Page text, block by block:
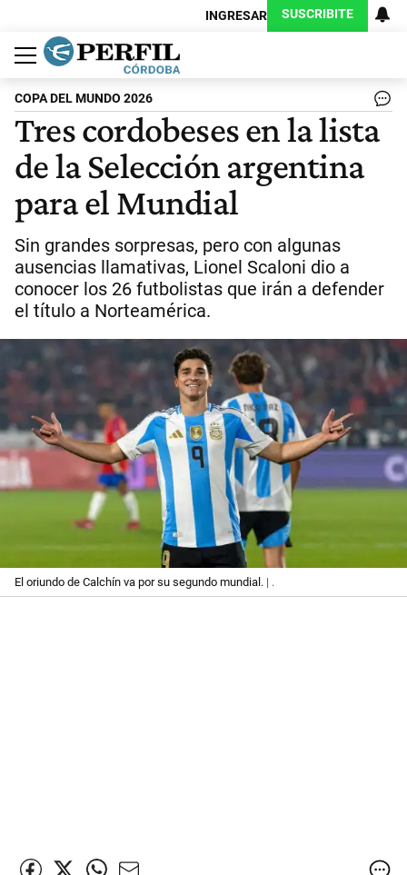
INGRESAR SUSCRIBITE
Política
Economía
Judiciales
Sociedad
Cultura
Espectáculos
Deportes
Protagonistas
COPA DEL MUNDO 2026
Tres cordobeses en la lista
de la Selección argentina
para el Mundial
Sin grandes sorpresas, pero con algunas
ausencias llamativas, Lionel Scaloni dio a
conocer los 26 futbolistas que irán a defender
el título a Norteamérica.
El oriundo de Calchín va por su segundo mundial. | .